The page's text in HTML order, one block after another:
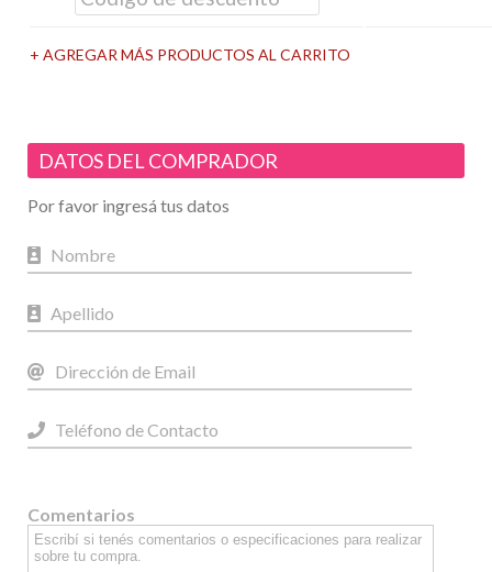
+ AGREGAR MÁS PRODUCTOS AL CARRITO
DATOS DEL COMPRADOR
Por favor ingresá tus datos
Comentarios